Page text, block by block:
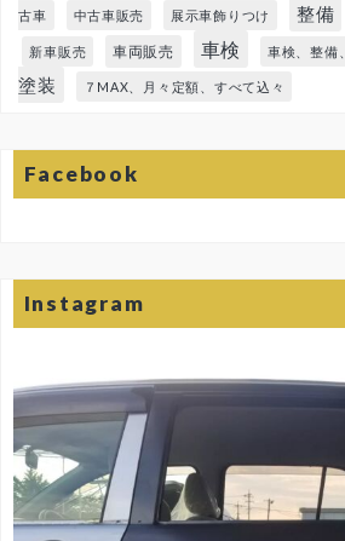
古車 中古車販売 展示車飾りつけ 整備
新車販売 車両販売 車検 車検、整備
塗装
７MAX、月々定額、すべて込々
Facebook
Instagram